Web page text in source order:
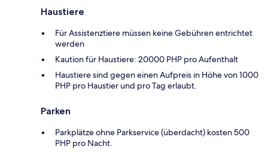
Haustiere
Für Assistenztiere müssen keine Gebühren entrichtet
werden
Kaution für Haustiere: 20000 PHP pro Aufenthalt
Haustiere sind gegen einen Aufpreis in Höhe von 1000
PHP pro Haustier und pro Tag erlaubt.
Parken
Parkplätze ohne Parkservice (überdacht) kosten 500
PHP pro Nacht.